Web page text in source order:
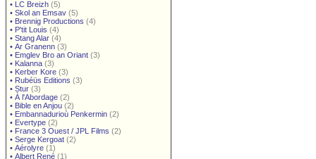
• LC Breizh (5)
• Skol an Emsav (5)
• Brennig Productions (4)
• P'tit Louis (4)
• Stang Alar (4)
• Ar Granenn (3)
• Emglev Bro an Oriant (3)
• Kalanna (3)
• Kerber Kore (3)
• Rubéüs Editions (3)
• Stur (3)
• À l'Abordage (2)
• Bible en Anjou (2)
• Embannadurioù Penkermin (2)
• Evertype (2)
• France 3 Ouest / JPL Films (2)
• Serge Kergoat (2)
• Aérolyre (1)
• Albert René (1)